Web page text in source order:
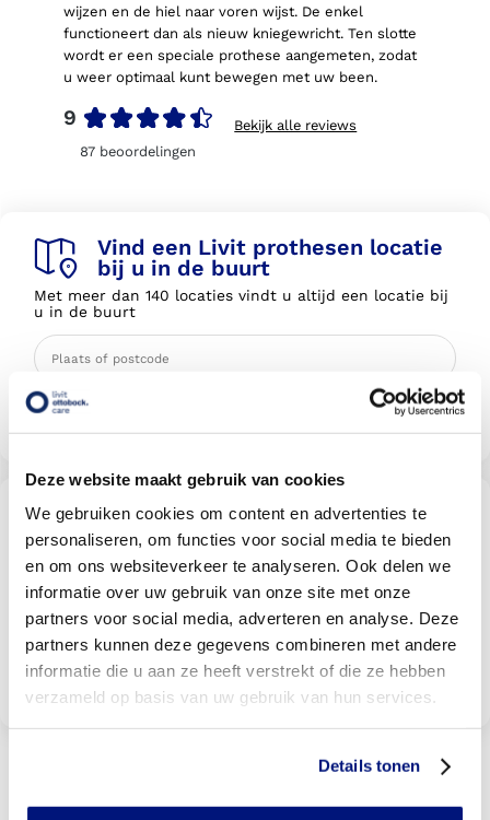
Deze website maakt gebruik van cookies
We gebruiken cookies om content en advertenties te
personaliseren, om functies voor social media te bieden
en om ons websiteverkeer te analyseren. Ook delen we
informatie over uw gebruik van onze site met onze
partners voor social media, adverteren en analyse. Deze
partners kunnen deze gegevens combineren met andere
informatie die u aan ze heeft verstrekt of die ze hebben
verzameld op basis van uw gebruik van hun services.
Details tonen
wijzen en de hiel naar voren wijst. De enkel
functioneert dan als nieuw kniegewricht. Ten slotte
wordt er een speciale prothese aangemeten, zodat
u weer optimaal kunt bewegen met uw been.
9
87beoordelingen
Bekijk alle reviews
Vind een Livit prothesen locatie
bij u in de buurt
Met meer dan 140 locaties vindt u altijd een locatie bij
u in de buurt
Wordt uw behandeling door uw
verzekering vergoed?
Selecteer uw verzekeraar om te kijken of u vergoed
wordt
Bekijk vergoedingen